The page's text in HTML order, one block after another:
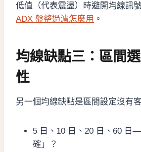
低值（代表震盪）時避開均線訊
ADX 盤整過濾怎麼用 。
均線缺點三：區間
性
另一個均線缺點是區間設定沒有
5 日、10 日、20 日、60 日
確」？